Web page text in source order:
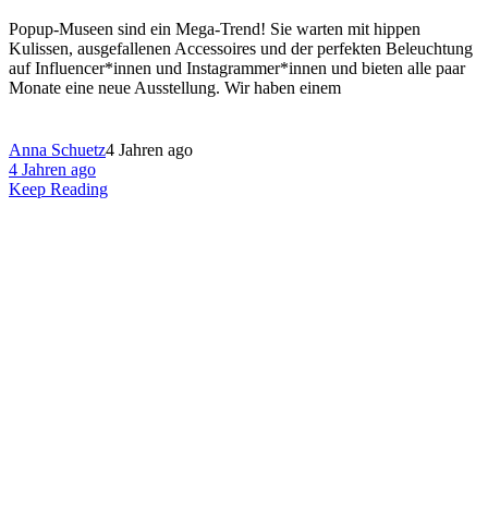
Popup-Museen sind ein Mega-Trend! Sie warten mit hippen
Kulissen, ausgefallenen Accessoires und der perfekten Beleuchtung
auf Influencer*innen und Instagrammer*innen und bieten alle paar
Monate eine neue Ausstellung. Wir haben einem
Anna Schuetz4 Jahren ago
4 Jahren ago
Keep Reading